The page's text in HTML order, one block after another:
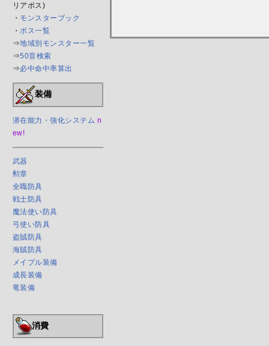
リアボス)
・ モンスターブック
・ ボス一覧
⇒地域別モンスター一覧
⇒50音検索
⇒必中命中率算出
装備
潜在能力・強化システム n
ew!
武器
勲章
全職防具
戦士防具
魔法使い防具
弓使い防具
盗賊防具
海賊防具
メイプル装備
成長装備
竜装備
消費